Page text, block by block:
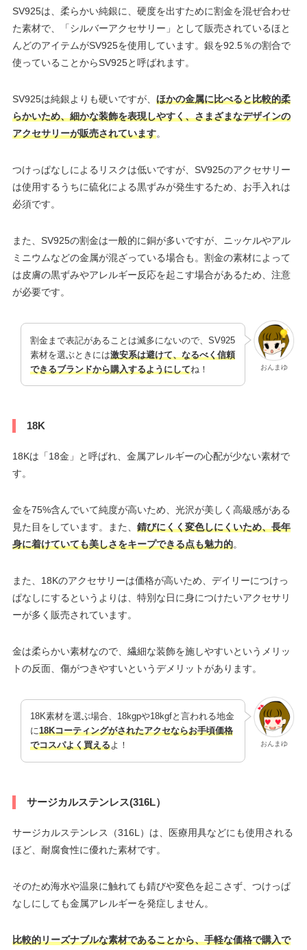
SV925は、柔らかい純銀に、硬度を出すために割金を混ぜ合わせ
た素材で、「シルバーアクセサリー」として販売されているほと
んどのアイテムがSV925を使用しています。銀を92.5％の割合で
使っていることからSV925と呼ばれます。
SV925は純銀よりも硬いですが、 ほかの金属に比べると比較的柔
らかいため、細かな装飾を表現しやすく、さまざまなデザインの
アクセサリーが販売されています。
つけっぱなしによるリスクは低いですが、SV925のアクセサリー
は使用するうちに硫化による黒ずみが発生するため、お手入れは
必須です。
また、SV925の割金は一般的に銅が多いですが、ニッケルやアル
ミニウムなどの金属が混ざっている場合も。割金の素材によって
は皮膚の黒ずみやアレルギー反応を起こす場合があるため、注意
が必要です。
おんまゆ
割金まで表記があることは滅多にないので、SV925
素材を選ぶときには激安系は避けて、なるべく信頼
できるブランドから購入するようにしてね！
18K
18Kは「18金」と呼ばれ、金属アレルギーの心配が少ない素材で
す。
金を75%含んでいて純度が高いため、光沢が美しく高級感がある
見た目をしています。また、 錆びにくく変色しにくいため、長年
身に着けていても美しさをキープできる点も魅力的。
また、18Kのアクセサリーは価格が高いため、デイリーにつけっ
ぱなしにするというよりは、特別な日に身につけたいアクセサリ
ーが多く販売されています。
金は柔らかい素材なので、繊細な装飾を施しやすいというメリッ
トの反面、傷がつきやすいというデメリットがあります。
おんまゆ
18K素材を選ぶ場合、18kgpや18kgfと言われる地金
に18Kコーティングがされたアクセならお手頃価格
でコスパよく買えるよ！
サージカルステンレス(316L）
サージカルステンレス（316L）は、医療用具などにも使用される
ほど、耐腐食性に優れた素材です。
そのため海水や温泉に触れても錆びや変色を起こさず、つけっぱ
なしにしても金属アレルギーを発症しません。
比較的リーズナブルな素材であることから、手軽な価格で購入で